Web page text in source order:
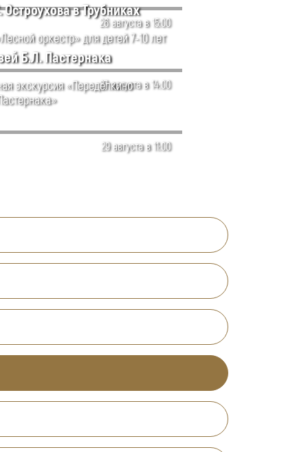
26 августа в 15:00
27 августа в 14:00
в Трубниках
оркестр» для детей 7-10 лет
29 августа в 11:00
Б.Л. Пастернака
экскурсия «Переделкино